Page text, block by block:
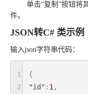
单击“复制”按钮将
件。
JSON转C# 类示例
输入json字符串代码：
{
"id" : 1 ,
1
2